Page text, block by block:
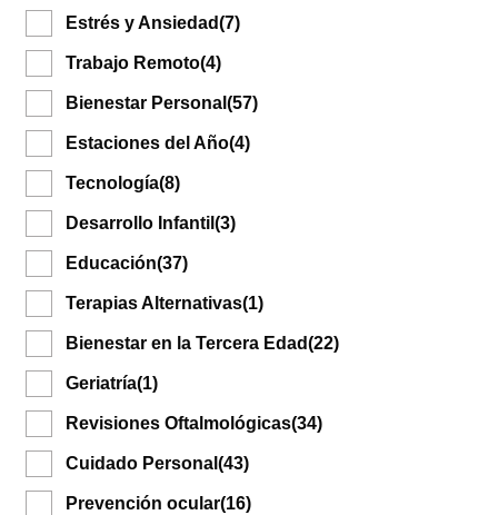
Estrés y Ansiedad(7)
Trabajo Remoto(4)
Bienestar Personal (57)
Estaciones del Año(4)
Tecnología(8)
Desarrollo Infantil (3)
Educación(37)
Terapias Alternativas(1)
Bienestar en la Tercera Edad(22)
Geriatría(1)
Revisiones Oftalmológicas(34)
Cuidado Personal (43)
Prevención ocular(16)